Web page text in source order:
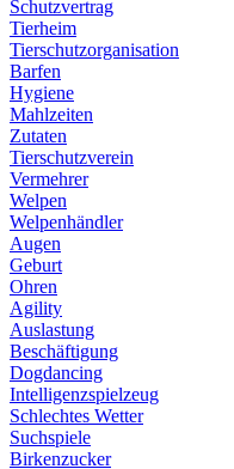
Schutzvertrag
Tierheim
Tierschutzorganisation
Barfen
Hygiene
Mahlzeiten
Zutaten
Tierschutzverein
Vermehrer
Welpen
Welpenhändler
Augen
Geburt
Ohren
Agility
Auslastung
Beschäftigung
Dogdancing
Intelligenzspielzeug
Schlechtes Wetter
Suchspiele
Birkenzucker